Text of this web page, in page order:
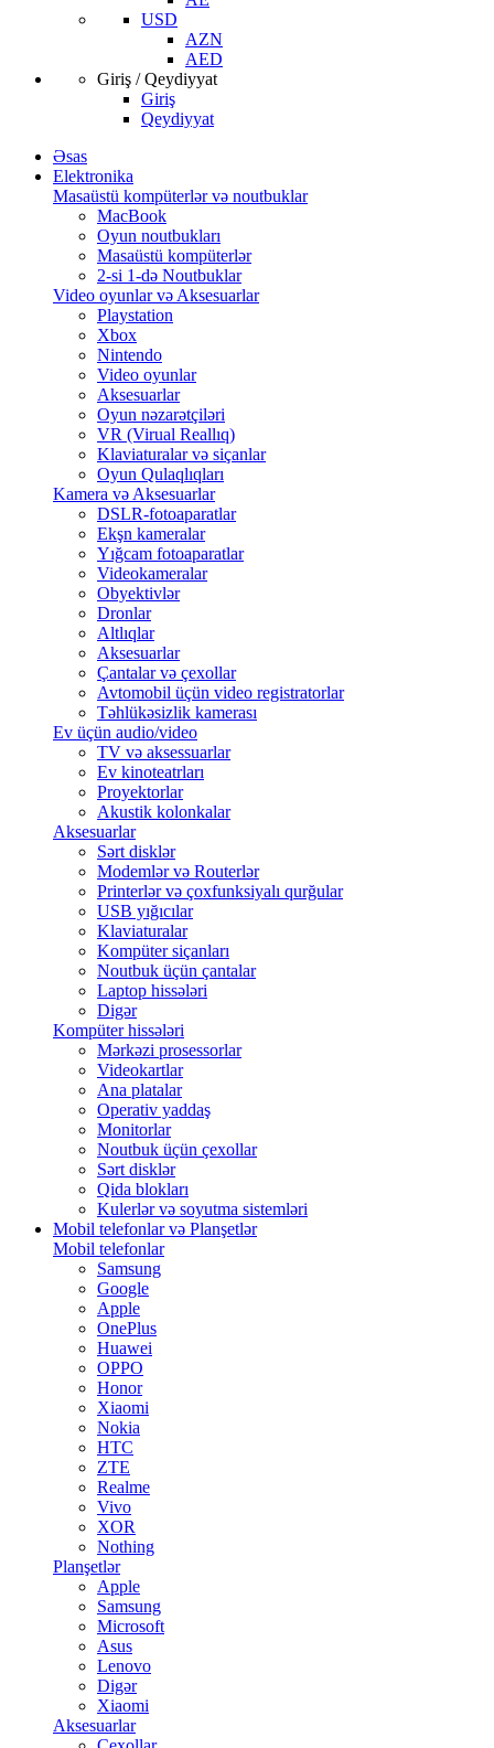
USD
AZN
AED
Giriş / Qeydiyyat
Giriş
Qeydiyyat
Əsas
Elektronika
Masaüstü kompüterlər və noutbuklar
MacBook
Oyun noutbukları
Masaüstü kompüterlər
2-si 1-də Noutbuklar
Video oyunlar və Aksesuarlar
Playstation
Xbox
Nintendo
Video oyunlar
Aksesuarlar
Oyun nəzarətçiləri
VR (Virual Reallıq)
Klaviaturalar və siçanlar
Oyun Qulaqlıqları
Kamera və Aksesuarlar
DSLR-fotoaparatlar
Ekşn kameralar
Yığcam fotoaparatlar
Videokameralar
Obyektivlər
Dronlar
Altlıqlar
Aksesuarlar
Çantalar və çexollar
Avtomobil üçün video registratorlar
Təhlükəsizlik kamerası
Ev üçün audio/video
TV və aksessuarlar
Ev kinoteatrları
Proyektorlar
Akustik kolonkalar
Aksesuarlar
Sərt disklər
Modemlər və Routerlər
Printerlər və çoxfunksiyalı qurğular
USB yığıcılar
Klaviaturalar
Kompüter siçanları
Noutbuk üçün çantalar
Laptop hissələri
Digər
Kompüter hissələri
Mərkəzi prosessorlar
Videokartlar
Ana platalar
Operativ yaddaş
Monitorlar
Noutbuk üçün çexollar
Sərt disklər
Qida blokları
Kulerlər və soyutma sistemləri
Mobil telefonlar və Planşetlər
Mobil telefonlar
Samsung
Google
Apple
OnePlus
Huawei
OPPO
Honor
Xiaomi
Nokia
HTC
ZTE
Realme
Vivo
XOR
Nothing
Planşetlər
Apple
Samsung
Microsoft
Asus
Lenovo
Digər
Xiaomi
Aksesuarlar